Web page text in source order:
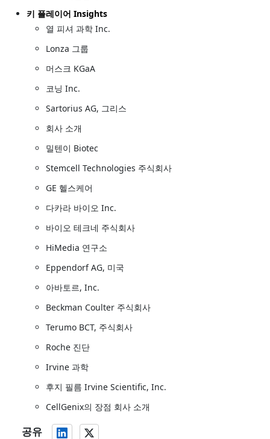
키 플레이어 Insights
열 피셔 과학 Inc.
Lonza 그룹
머스크 KGaA
코닝 Inc.
Sartorius AG, 그리스
회사 소개
밀텐이 Biotec
Stemcell Technologies 주식회사
GE 헬스케어
다카라 바이오 Inc.
바이오 테크네 주식회사
HiMedia 연구소
Eppendorf AG, 미국
아바토르, Inc.
Beckman Coulter 주식회사
Terumo BCT, 주식회사
Roche 진단
Irvine 과학
후지 필름 Irvine Scientific, Inc.
CellGenix의 장점 회사 소개
공유